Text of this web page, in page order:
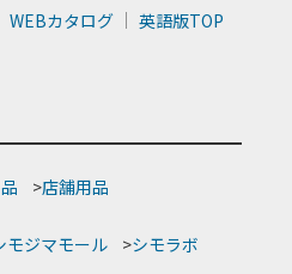
WEBカタログ 英語版TOP
>店舗用品
モジマモール >シモラボ